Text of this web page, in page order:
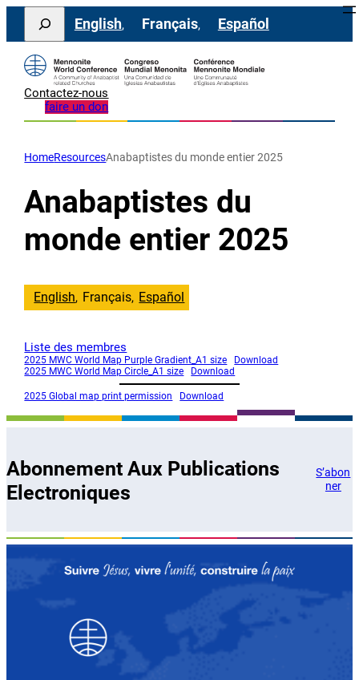
Aller
contenu
Search
English Français Español
Contactez-nous
faire un don
HomeResourcesAnabaptistes du monde entier 2025
Anabaptistes du
monde entier 2025
English Français Español
Liste des membres
2025 MWC World Map Purple Gradient_A1 size
Download
2025 MWC World Map Circle_A1 size
Download
2025 Global map print permission Download
Abonnement Aux Publications
Electroniques
S’abon
ner